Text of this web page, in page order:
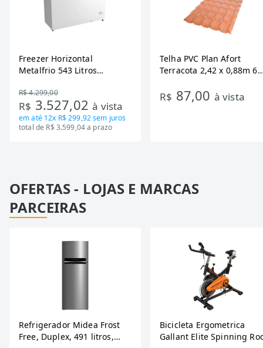
Freezer Horizontal
Metalfrio 543 Litros
Tecnologia Inverter, Branco,
Bivolt
R$ 4.299,00
R$ 3.527,02à vista
em até 12x R$ 299,92sem juros
total de R$ 3.599,04 a prazo
Telha PVC Plan Afort
Terracota 2,42 x 0,88m 6
R$ 87,00 à vista
OFERTAS - LOJAS E MARCAS
PARCEIRAS
Refrigerador Midea Frost
Free, Duplex, 491 litros,
Bicicleta Ergometrica
Gallant Elite Spinning